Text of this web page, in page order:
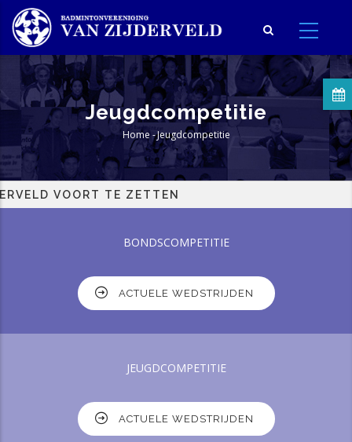
Overslaan
en
naar
inhoud
gaan
Jeugdcompetitie
Kruimelpad
Home -Jeugdcompetitie
VOORT TE ZETTEN
BONDSCOMPETITIE
ACTUELE WEDSTRIJDEN
JEUGDCOMPETITIE
ACTUELE WEDSTRIJDEN